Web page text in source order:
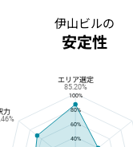
伊山ビルの
安定性
100%
80%
60%
40%
エリア選定
85.20%
力